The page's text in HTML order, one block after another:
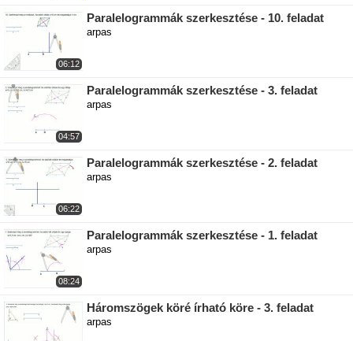
06:12
Paralelogrammák szerkesztése - 10. feladat
arpas
04:57
Paralelogrammák szerkesztése - 3. feladat
arpas
06:22
Paralelogrammák szerkesztése - 2. feladat
arpas
08:24
Paralelogrammák szerkesztése - 1. feladat
arpas
Háromszögek köré írható köre - 3. feladat
arpas